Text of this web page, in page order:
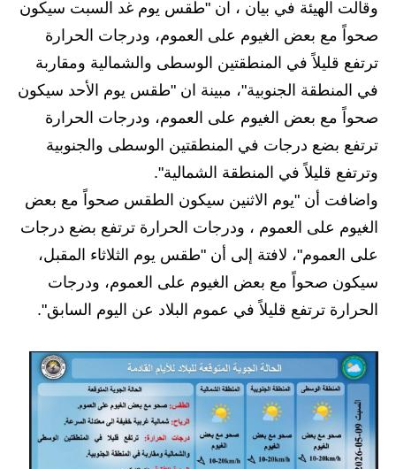
الاخبار الاقتصادية
الاخبار الرياضية
المدارس
اخبار وقرارات وزارة التربية
نتائج الامتحانات
المرحلة الابتدائية
المرحلة المتوسطة
المرحلة الاعدادية
اسئلة وزارية
المرحلة الابتدائية
وقالت الهيئة في بيان ، ان "طقس يوم غد السبت سيكون
صحواً مع بعض الغيوم على العموم، ودرجات الحرارة
ترتفع قليلاً في المنطقتين الوسطى والشمالية ومقاربة
في المنطقة الجنوبية"، مبينة ان "طقس يوم الأحد سيكون
صحواً مع بعض الغيوم على العموم، ودرجات الحرارة
ترتفع بضع درجات في المنطقتين الوسطى والجنوبية
وترتفع قليلاً في المنطقة الشمالية".
واضافت أن "يوم الاثنين سيكون الطقس صحواً مع بعض
الغيوم على العموم ، ودرجات الحرارة ترتفع بضع درجات
على العموم"، لافتة إلى أن "طقس يوم الثلاثاء المقبل،
سيكون صحواً مع بعض الغيوم على العموم، ودرجات
الحرارة ترتفع قليلاً في عموم البلاد عن اليوم السابق".